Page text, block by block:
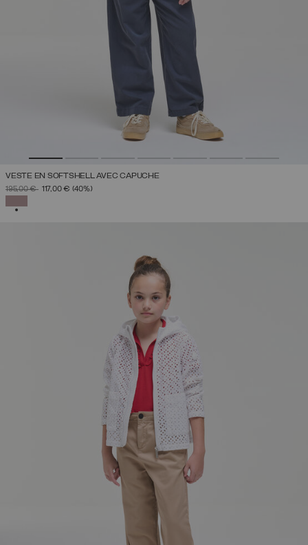
VESTE EN SOFTSHELL AVEC CAPUCHE
PRIX RÉDUIT DE
195,00 €À117,00 € (40%)